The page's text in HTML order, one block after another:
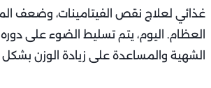
غذائي لعلاج نقص الفيتامينات، وضعف
العظام. اليوم، يتم تسليط الضوء على
الشهية والمساعدة على زيادة الوزن